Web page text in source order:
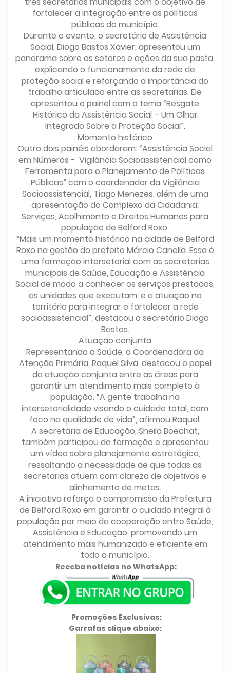
fortalecer a integração entre as políticas
públicas do município.
Durante o evento, o secretário de Assistência
Social, Diogo Bastos Xavier, apresentou um
panorama sobre os setores e ações da sua pasta,
explicando o funcionamento da rede de
proteção social e reforçando a importância do
trabalho articulado entre as secretarias. Ele
apresentou o painel com o tema “Resgate
Histórico da Assistência Social – Um Olhar
Integrado Sobre a Proteção Social”.
Momento histórico
Outro dois painéis abordaram: “Assistência Social
em Números - Vigilância Socioassistencial como
Ferramenta para o Planejamento de Políticas
Públicas” com o coordenador da Vigilância
Socioassistencial, Tiago Menezes, além de uma
apresentação do Complexo da Cidadania:
Serviços, Acolhimento e Direitos Humanos para
população de Belford Roxo.
“Mais um momento histórico na cidade de Belford
Roxo na gestão do prefeito Márcio Canella. Essa é
uma formação intersetorial com as secretarias
municipais de Saúde, Educação e Assistência
Social de modo a conhecer os serviços prestados,
as unidades que executam, e a atuação no
território para integrar e fortalecer a rede
socioassistencial”, destacou o secretário Diogo
Bastos.
Atuação conjunta
Representando a Saúde, a Coordenadora da
Atenção Primária, Raquel Silva, destacou o papel
da atuação conjunta entre as áreas para
garantir um atendimento mais completo à
população. “A gente trabalha na
intersetorialidade visando o cuidado total, com
foco na qualidade de vida”, afirmou Raquel.
A secretária de Educação, Sheila Boechat,
também participou da formação e apresentou
um vídeo sobre planejamento estratégico,
ressaltando a necessidade de que todas as
secretarias atuem com clareza de objetivos e
alinhamento de metas.
A iniciativa reforça o compromisso da Prefeitura
de Belford Roxo em garantir o cuidado integral à
população por meio da cooperação entre Saúde,
Assistência e Educação, promovendo um
atendimento mais humanizado e eficiente em
todo o município.
Receba notícias no WhatsApp:
Promoções Exclusivas:
Garrafas clique abaixo: